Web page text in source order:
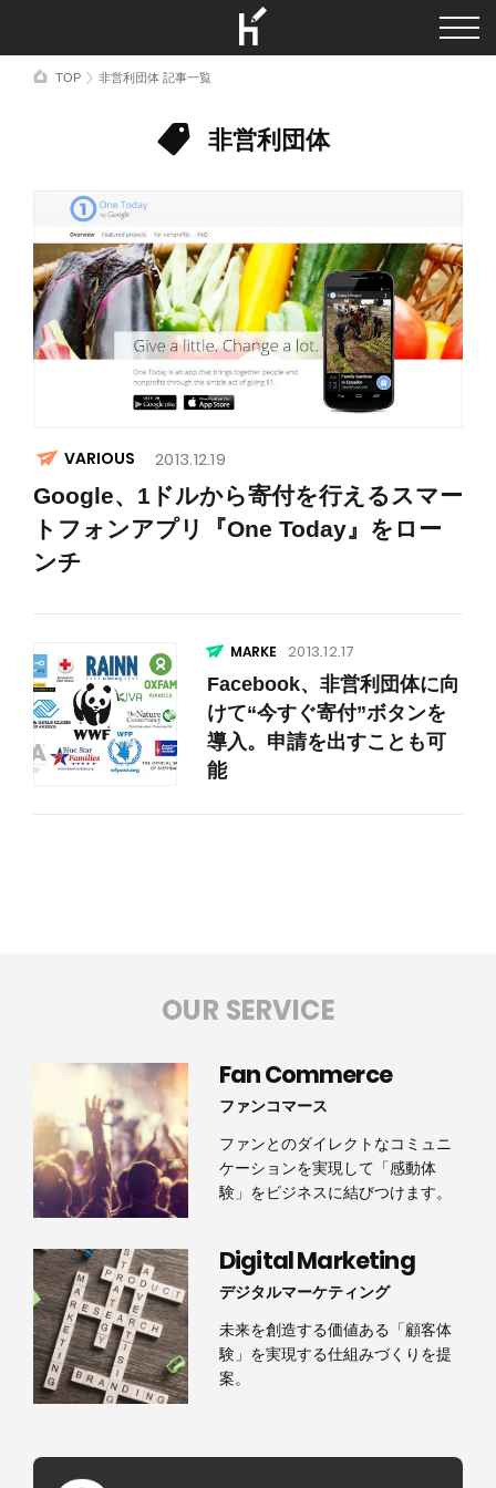
非営利団体
TOP 非営利団体 記事一覧
VARIOUS 2013.12.19
Google、1ドルから寄付を行えるスマー
トフォンアプリ『One Today』をロー
ンチ
2013.12.17
Facebook、非営利団体に向
けて“今すぐ寄付”ボタンを
導入。申請を出すことも可
能
OUR SERVICE
Fan Commerce
ファンコマース
ファンとのダイレクトなコミュニ
ケーションを実現して「感動体
験」をビジネスに結びつけます。
Digital Marketing
デジタルマーケティング
未来を創造する価値ある「顧客体
験」を実現する仕組みづくりを提
案。